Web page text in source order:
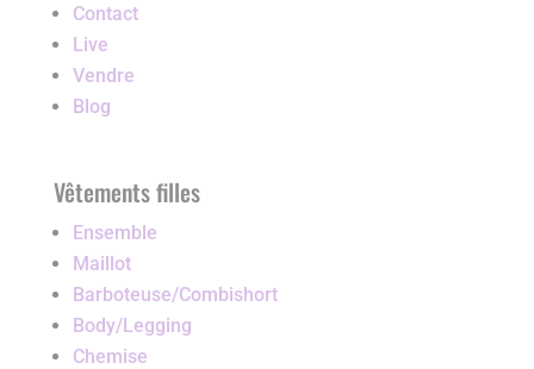
Contact
Live
Vendre
Blog
Vêtements filles
Ensemble
Maillot
Barboteuse/Combishort
Body/Legging
Chemise